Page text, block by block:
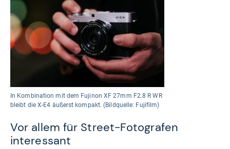
In Kombination mit dem Fujinon XF 27mm F2.8 R WR
bleibt die X-E4 äußerst kompakt. (Bildquelle: Fujifilm)
Vor allem für Street-Fotografen
interessant